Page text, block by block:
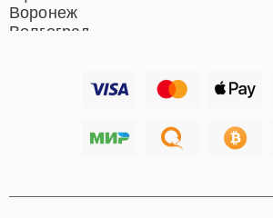
Воронеж
Волгоград
Хабаровск
Иркутск